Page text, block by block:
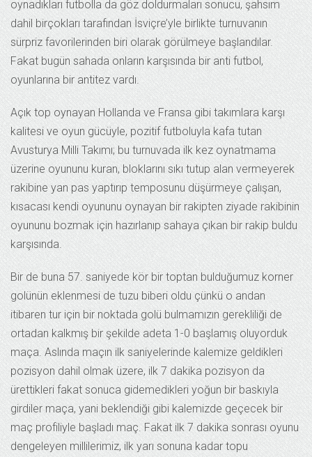
oynadıkları futbolla da göz doldurmaları sonucu, şahsım
dahil birçokları tarafından İsviçre’yle birlikte turnuvanın
sürpriz favorilerinden biri olarak görülmeye başlandılar.
Fakat bugün sahada onların karşısında bir anti futbol,
oyunlarına bir antitez vardı.
Açık top oynayan Hollanda ve Fransa gibi takımlara karşı
kalitesi ve oyun gücüyle, pozitif futboluyla kafa tutan
Avusturya Milli Takımı; bu turnuvada ilk kez oynatmama
üzerine oyununu kuran, bloklarını sıkı tutup alan vermeyerek
rakibine yan pas yaptırıp temposunu düşürmeye çalışan,
kısacası kendi oyununu oynayan bir rakipten ziyade rakibinin
oyununu bozmak için hazırlanıp sahaya çıkan bir rakip buldu
karşısında.
Bir de buna 57. saniyede kör bir toptan bulduğumuz korner
golünün eklenmesi de tuzu biberi oldu çünkü o andan
itibaren tur için bir noktada golü bulmamızın gerekliliği de
ortadan kalkmış bir şekilde adeta 1-0 başlamış oluyorduk
maça. Aslında maçın ilk saniyelerinde kalemize geldikleri
pozisyon dahil olmak üzere, ilk 7 dakika pozisyon da
ürettikleri fakat sonuca gidemedikleri yoğun bir baskıyla
girdiler maça, yani beklendiği gibi kalemizde geçecek bir
maç profiliyle başladı maç. Fakat ilk 7 dakika sonrası oyunu
dengeleyen millilerimiz, ilk yarı sonuna kadar topu